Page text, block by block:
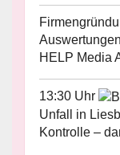
HELP Media
13:30 Uhr
Unfall in
Kontrolle –